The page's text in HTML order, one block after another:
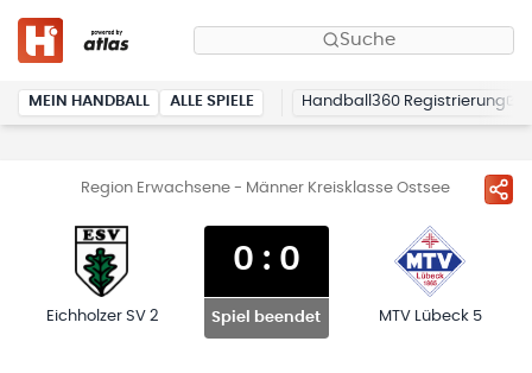
Suche
MEIN HANDBALL ALLE SPIELE Handball360 Registrierung
Region Erwachsene - Männer Kreisklasse Ostsee
Eichholzer SV 2
0 : 0
Spiel beendet MTV Lübeck 5